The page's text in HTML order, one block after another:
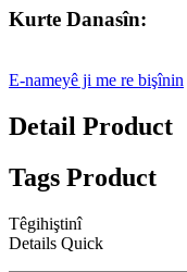
Kurte Danasîn:
E-nameyê ji me re bişînin
Detail Product
Tags Product
Têgihiştinî
Details Quick